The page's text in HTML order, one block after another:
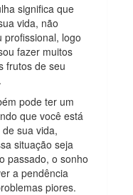
significa que
vida, não
profissional, logo
fazer muitos
frutos de seu
pode ter um
que você está
sua vida,
situação seja
passado, o sonho
a pendência
piores.